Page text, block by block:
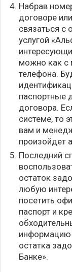
Набрав
договоре
связаться с
услугой
можно как с
телефона.
паспортные
договора.
системе, то
вам и
произойдет
Последний
остаток
любую
посетить
паспорт и
информацию
остатка
Банке».